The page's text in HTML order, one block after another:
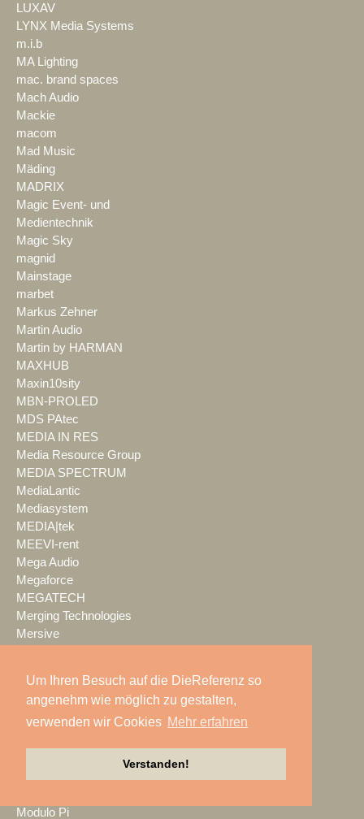
Um Ihren Besuch auf die DieReferenz so
angenehm wie möglich zu gestalten,
verwenden wir Cookies Mehr erfahren
Verstanden!
LUXAV
LYNX Media Systems
m.i.b
MA Lighting
mac. brand spaces
Mach Audio
Mackie
macom
Mad Music
Mäding
MADRIX
Magic Event- und
Medientechnik
Magic Sky
magnid
Mainstage
marbet
Markus Zehner
Martin Audio
Martin by HARMAN
MAXHUB
Maxin10sity
MBN-PROLED
MDS PAtec
MEDIA IN RES
Media Resource Group
MEDIA SPECTRUM
MediaLantic
Mediasystem
MEDIA|tek
MEEVI-rent
Mega Audio
Megaforce
MEGATECH
Merging Technologies
Mersive
MILOS
Ministry of Light
MisterMaster
MKM Event Show Technik
Modulo Pi